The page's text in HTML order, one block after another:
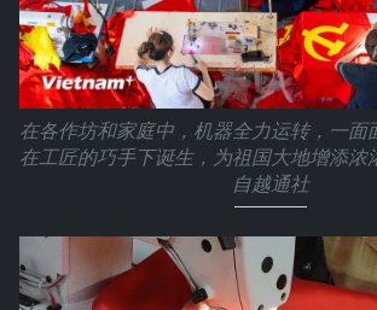
在各作坊和家庭中，机器全力运转，一面
在工匠的巧手下诞生，为祖国大地增添浓
自越通社